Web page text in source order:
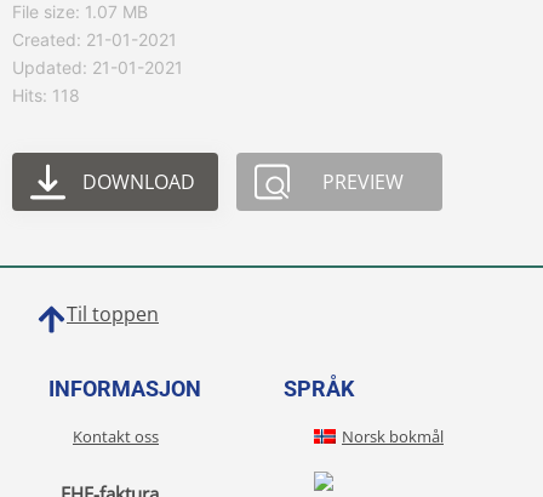
File size: 1.07 MB
Created: 21-01-2021
Updated: 21-01-2021
Hits: 118
DOWNLOAD PREVIEW
Til toppen
INFORMASJON
Kontakt oss
SPRÅK
Norsk bokmål